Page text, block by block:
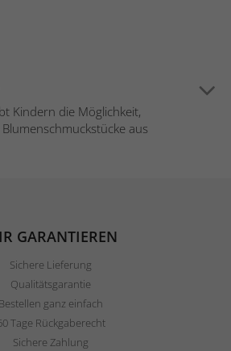
Kindern die Möglichkeit,
aus
GARANTIEREN
Sichere Lieferung
Qualitätsgarantie
Bestellen ganz einfach
Tage Rückgaberecht
Sichere Zahlung